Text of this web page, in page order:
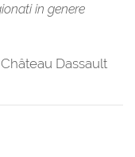
in genere
Dassault